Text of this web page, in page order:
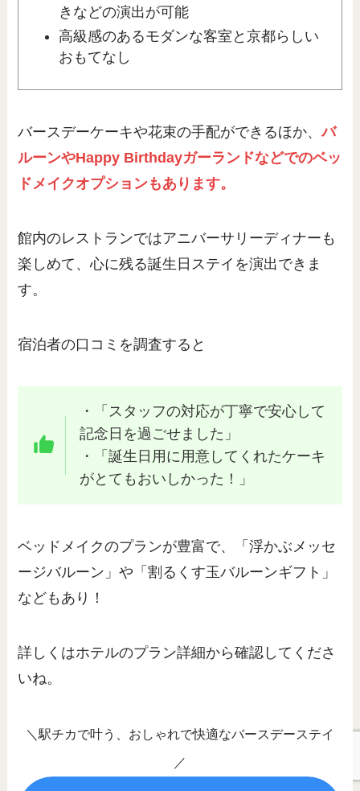
きなどの演出が可能
高級感のあるモダンな客室と京都らしい
おもてなし
バースデーケーキや花束の手配ができるほか、バ
ルーンやHappy Birthdayガーランドなどでのベッ
ドメイクオプションもあります。
館内のレストランではアニバーサリーディナーも
楽しめて、心に残る誕生日ステイを演出できま
す。
宿泊者の口コミを調査すると
・「スタッフの対応が丁寧で安心して
記念日を過ごせました」
・「誕生日用に用意してくれたケーキ
がとてもおいしかった！」
ベッドメイクのプランが豊富で、「浮かぶメッセ
ージバルーン」や「割るくす玉バルーンギフト」
などもあり！
詳しくはホテルのプラン詳細から確認してくださ
いね。
＼駅チカで叶う、おしゃれで快適なバースデーステイ
／